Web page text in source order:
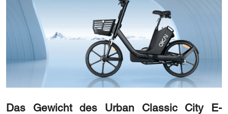
Das Gewicht des Urban Classic City E-